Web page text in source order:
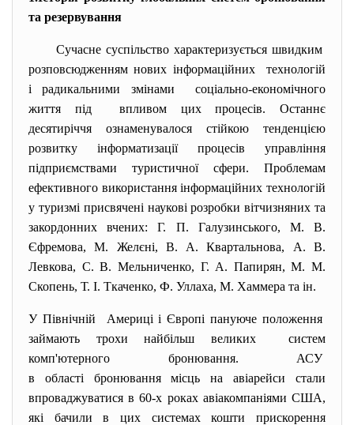
та резервування
Сучасне суспільство характеризується швидким
розповсюдженням нових інформаційних технологій
і радикальними змінами соціально-економічного
життя під впливом цих процесів. Останнє
десятиріччя ознаменувалося стійкою тенденцією
розвитку інформатизації процесів управління
підприємствами туристичної сфери. Проблемам
ефективного використання інформаційних технологій
у туризмі присвячені наукові розробки вітчизняних та
закордонних вчених: Г. П. Галузинського, М. В.
Єфремова, М. Желєні, В. А. Квартальнова, А. В.
Левкова, С. В. Мельниченко, Г. А. Папирян, М. М.
Скопень, Т. І. Ткаченко, Ф. Уллаха, М. Хаммера та ін.
У Північній Америці і Європі пануюче положення
займають трохи найбільш великих систем
комп'ютерного бронювання. АСУ
в області бронювання місць на авіарейси стали
впроваджуватися в 60-х роках авіакомпаніями США,
які бачили в цих системах кошти прискорення